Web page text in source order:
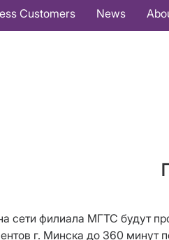
Customers News
сети филиала МГТС будут
г. Минска до 360 минут